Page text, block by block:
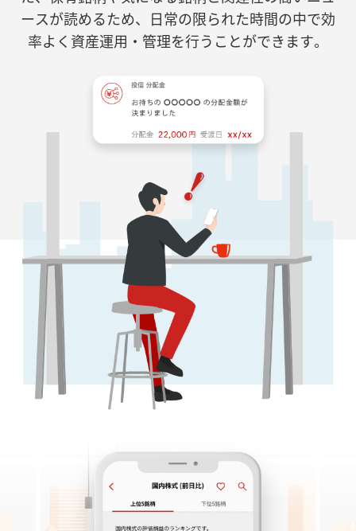
ースが読めるため、日常の限られた時間の中で効
率よく資産運用・管理を行うことができます。